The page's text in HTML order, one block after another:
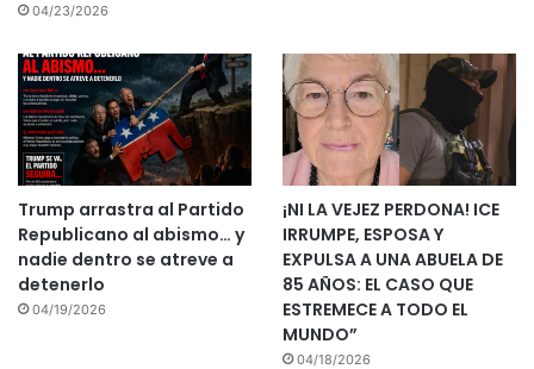
04/23/2026
Trump arrastra al Partido
Republicano al abismo… y
nadie dentro se atreve a
detenerlo
04/19/2026
¡NI LA VEJEZ PERDONA! ICE
IRRUMPE, ESPOSA Y
EXPULSA A UNA ABUELA DE
85 AÑOS: EL CASO QUE
ESTREMECE A TODO EL
MUNDO”
04/18/2026